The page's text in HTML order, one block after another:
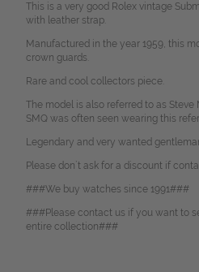
This is a very good Rolex vintage
with leather strap.
Manufactured in the year 1959, this
crown guards.
Rare and cool collectors piece.
The model is also referred to as Steve
SMQ was often seen wearing this
Legendary and very wanted
Please don`t ask for a discount if
###We buy watches since 1991###
###Please contact us if you want to
entire collection###